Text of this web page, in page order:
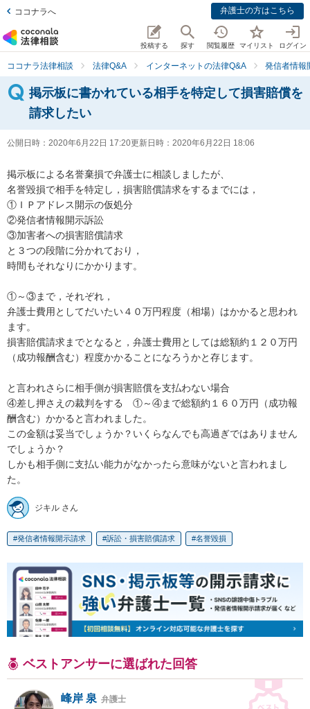
ココナラへ 弁護士の方はこちら
投稿する 探す 閲覧履歴 マイリスト ログイン
ココナラ法律相談 法律Q&A インターネットの法律Q&A 発信者情報
掲示板に書かれている相手を特定して損害賠償を
請求したい
公開日時： 2020年6月22日 17:20更新日時： 2020年6月22日 18:06
掲示板による名誉棄損で弁護士に相談しましたが、
名誉毀損で相手を特定し，損害賠償請求をするまでには，
①ＩＰアドレス開示の仮処分
②発信者情報開示訴訟
③加害者への損害賠償請求
と３つの段階に分かれており，
時間もそれなりにかかります。
①～③まで，それぞれ，
弁護士費用としてだいたい４０万円程度（相場）はかかると思われ
ます。
損害賠償請求までとなると，弁護士費用としては総額約１２０万円
（成功報酬含む）程度かかることになろうかと存じます。
と言われさらに相手側が損害賠償を支払わない場合
④差し押さえの裁判をする　①～④まで総額約１６０万円（成功報
酬含む）かかると言われました。
この金額は妥当でしょうか？いくらなんでも高過ぎではありません
でしょうか？
しかも相手側に支払い能力がなかったら意味がないと言われまし
ジキル さん
発信者情報開示請求 訴訟・損害賠償請求 名誉毀損
ベストアンサーに選ばれた回答
峰岸 泉 弁護士